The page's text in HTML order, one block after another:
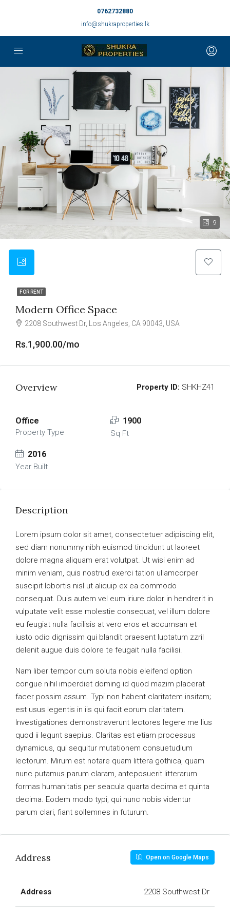
0762732880
info@shukraproperties.lk
9
FOR RENT
Modern Office Space
2208 Southwest Dr, Los Angeles, CA 90043, USA
Rs.1,900.00/mo
Overview Property ID: SHKHZ41
Office
Property Type
1900
Sq Ft
2016
Year Built
Description
Lorem ipsum dolor sit amet, consectetuer adipiscing elit,
sed diam nonummy nibh euismod tincidunt ut laoreet
dolore magna aliquam erat volutpat. Ut wisi enim ad
minim veniam, quis nostrud exerci tation ullamcorper
suscipit lobortis nisl ut aliquip ex ea commodo
consequat. Duis autem vel eum iriure dolor in hendrerit in
vulputate velit esse molestie consequat, vel illum dolore
eu feugiat nulla facilisis at vero eros et accumsan et
iusto odio dignissim qui blandit praesent luptatum zzril
delenit augue duis dolore te feugait nulla facilisi.
Nam liber tempor cum soluta nobis eleifend option
congue nihil imperdiet doming id quod mazim placerat
facer possim assum. Typi non habent claritatem insitam;
est usus legentis in iis qui facit eorum claritatem.
Investigationes demonstraverunt lectores legere me lius
quod ii legunt saepius. Claritas est etiam processus
dynamicus, qui sequitur mutationem consuetudium
lectorum. Mirum est notare quam littera gothica, quam
nunc putamus parum claram, anteposuerit litterarum
formas humanitatis per seacula quarta decima et quinta
decima. Eodem modo typi, qui nunc nobis videntur
parum clari, fiant sollemnes in futurum.
Address Open on Google Maps
Address 2208 Southwest Dr